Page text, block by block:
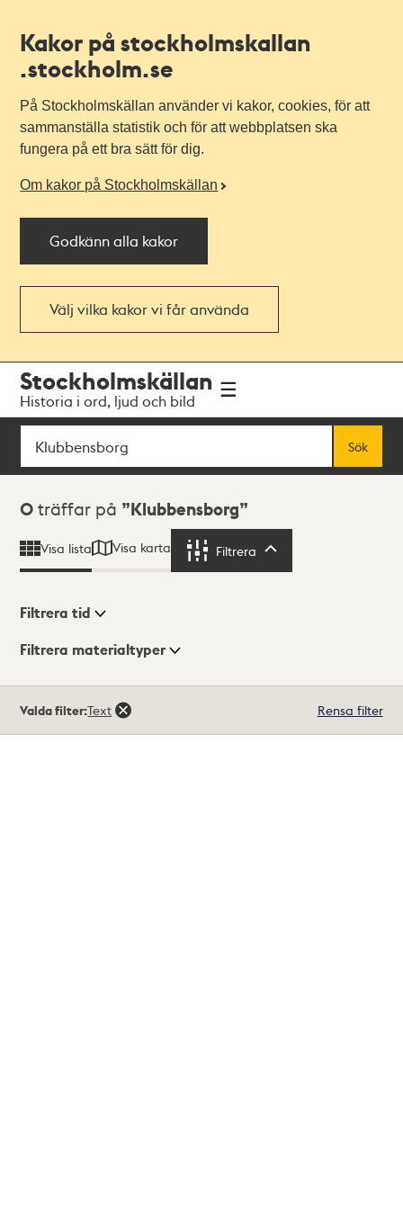
Kakor på stockholmskallan
.stockholm.se
På Stockholmskällan använder vi kakor, cookies, för att
sammanställa statistik och för att webbplatsen ska
fungera på ett bra sätt för dig.
Om kakor på Stockholmskällan
Godkänn alla kakor
Välj vilka kakor vi får använda
navigationen
huvudinnehållet
Stockholmskällan
Historia i ord, ljud och bild
Sök
Sök
Sökresultat
0 träffar på Klubbensborg
Visa lista Visa karta Filtrera
Visningsläge
Filtrera tid
Filtrera materialtyper
träffar
Valda filter:Text Rensa filter